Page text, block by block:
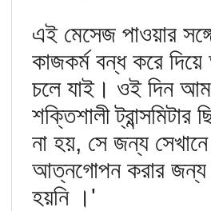
এই মেসেজ পাওয়ার
কাজকর্ম বন্ধ করে
চলে যাই। ওই দিন
শক্তিশালী
না হয়, সে জন্য
আত্নগোপন করার
হয়নি ।'